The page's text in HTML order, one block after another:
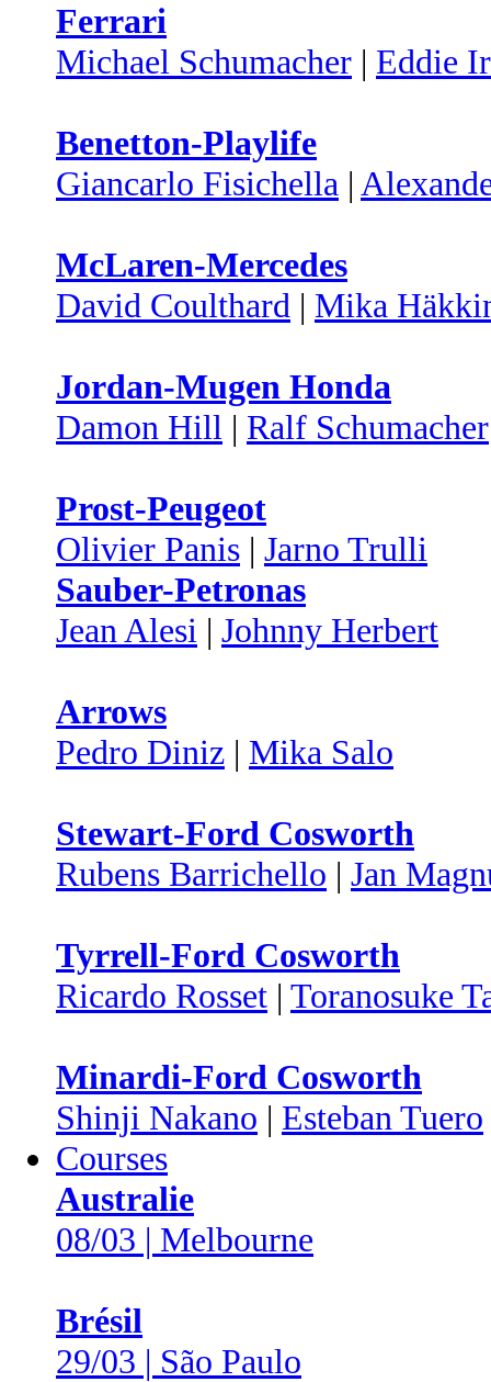
Ferrari
Michael Schumacher | Eddie
Benetton-Playlife
Giancarlo Fisichella |
McLaren-Mercedes
David Coulthard | Mika
Jordan-Mugen Honda
Damon Hill | Ralf Schumacher
Prost-Peugeot
Olivier Panis | Jarno Trulli
Sauber-Petronas
Jean Alesi | Johnny Herbert
Arrows
Pedro Diniz | Mika Salo
Stewart-Ford Cosworth
Rubens Barrichello | Jan
Tyrrell-Ford Cosworth
Ricardo Rosset | Toranosuke
Minardi-Ford Cosworth
Shinji Nakano | Esteban Tuero
Courses
Australie
08/03 | Melbourne
Brésil
29/03 | São Paulo